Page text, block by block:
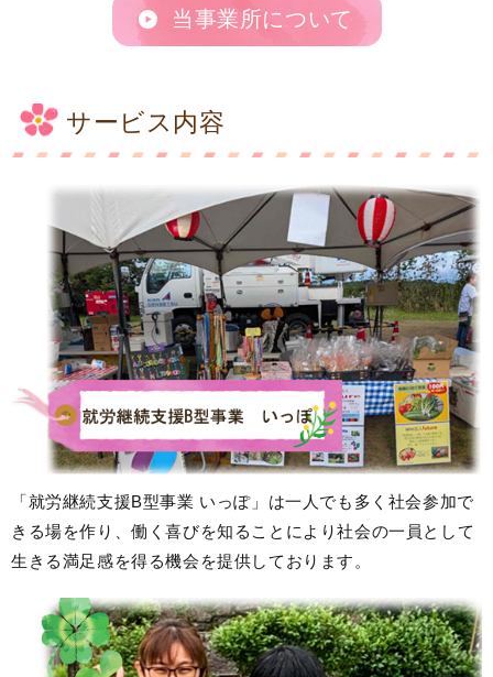
当事業所について
サービス内容
「就労継続支援B型事業 いっぽ」は一人でも多く社会参加で
きる場を作り、働く喜びを知ることにより社会の一員として
生きる満足感を得る機会を提供しております。